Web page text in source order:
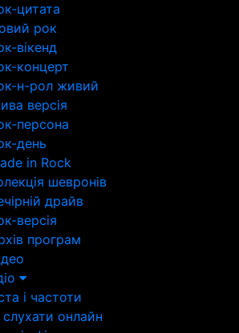
цитата
рок
вікенд
концерт
н-рол живий
версія
персона
день
in Rock
шевронів
драйв
версія
програм
і частоти
онлайн